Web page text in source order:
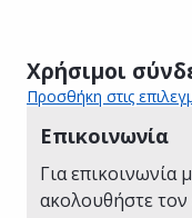
Χρήσιμοι
Προσθήκη στις
Επικοινωνία
Για επικοινωνία
ακολουθήστε